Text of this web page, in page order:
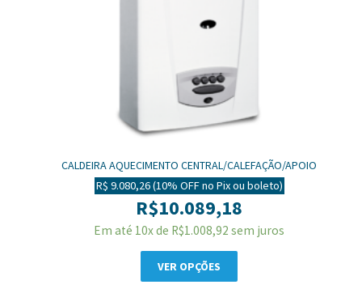
CALDEIRA AQUECIMENTO CENTRAL/CALEFAÇÃO/APOIO
SOLAR/PISCINA ORBIS 230CDB
R$10.089,18
R$ 9.080,26 (10% OFF no Pix ou boleto)
Em até 10x de R$1.008,92 sem juros
VER OPÇÕES